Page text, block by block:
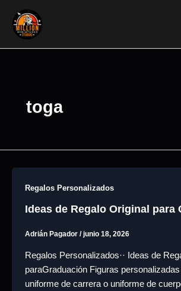
contenido
toga
Regalos Personalizados
Ideas de Regalo Original para
Adrián Pagador /junio 18, 2026
Regalos Personalizados·· Ideas de
paraGraduación Figuras
uniforme de carrera o uniforme de